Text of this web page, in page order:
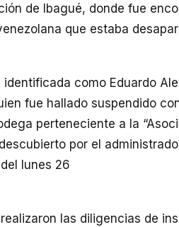
de Ibagué, donde fue
que estaba
como Eduardo
fue hallado suspendido
perteneciente a la
por el
lunes 26
las diligencias de